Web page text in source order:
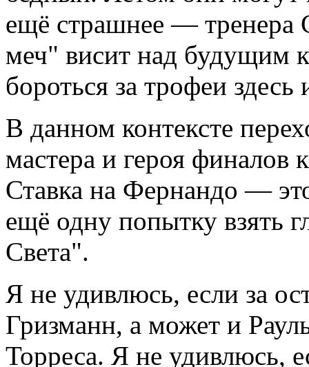
ещё страшнее — тренера
меч" висит над будущим
бороться за трофеи здесь
В данном контексте
мастера и героя финалов
Ставка на Фернандо —
ещё одну попытку взять
Света".
Я не удивлюсь, если за
Гризманн, а может и
Торреса. Я не удивлюсь,